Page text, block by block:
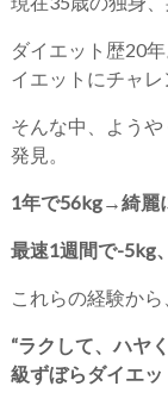
ダイエット歴20
イエットにチャレ
そんな中、よう
発見。
1年で56kg→綺麗
最速1週間で-5kg、
これらの経験から
“ラクして、ハヤ
級ずぼらダイエッ